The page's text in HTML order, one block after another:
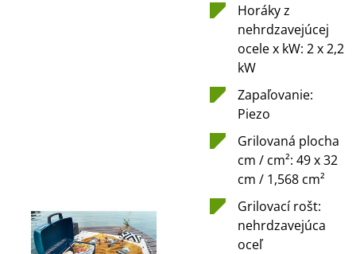
Horáky z
nehrdzavejúcej
ocele x kW: 2 x 2,2
kW
Zapaľovanie:
Piezo
Grilovaná plocha
cm / cm²: 49 x 32
cm / 1,568 cm²
Grilovací rošt:
nehrdzavejúca
oceľ